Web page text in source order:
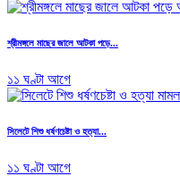
শ্রীমঙ্গলে মাছের জালে আটকা পড়ে...
১১ ঘণ্টা আগে
সিলেটে শিশু ধর্ষণচেষ্টা ও হত্যা...
১১ ঘণ্টা আগে